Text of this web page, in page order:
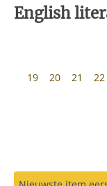
English
19 20 21 22